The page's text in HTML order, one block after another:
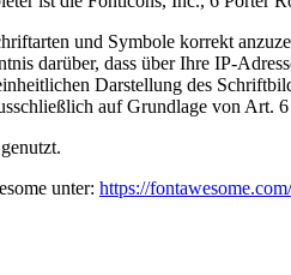
und Symbole korrekt
darüber, dass über Ihre IP-
Darstellung des
auf Grundlage von
unter: https://